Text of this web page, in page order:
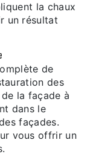
la chaux
un résultat
de
des
la façade à
dans le
façades.
vous offrir un